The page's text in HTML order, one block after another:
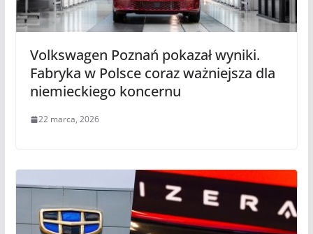
Volkswagen Poznań pokazał wyniki.
Fabryka w Polsce coraz ważniejsza dla
niemieckiego koncernu
22 marca, 2026